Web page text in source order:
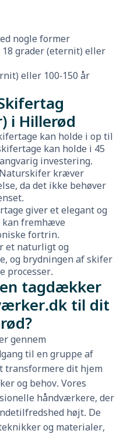
nogle former
grader (eternit) eller
eller 100-150 år
i Hillerød
kan holde i op til
kan holde i 45
investering.
kræver
da det ikke behøver
giver et elegant og
kan fremhæve
fortrin.
et naturligt og
og brydningen af skifer
processer.
tagdækker
til dit
gennem
til en gruppe af
transformere dit hjem
og behov. Vores
håndværkere, der
højt. De
og materialer,